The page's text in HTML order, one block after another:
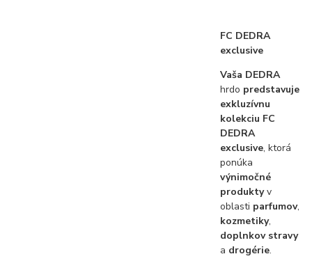
FC DEDRA
exclusive
Vaša DEDRA
hrdo predstavuje
exkluzívnu
kolekciu FC
DEDRA
exclusive, ktorá
ponúka
výnimočné
produktyv
oblasti parfumov,
kozmetiky,
doplnkov stravy
a drogérie.